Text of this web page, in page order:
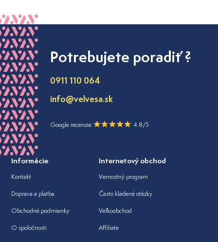
Potrebujete poradiť ?
0911 110 064
info@velvesa.sk
Google recenzie 4.8/5
Informácie
Kontakt
Doprava a platba
Obchodné podmienky
O spoločnosti
Internetový obchod
Vernostný program
Často kladené otázky
Veľkoobchod
Affiliate